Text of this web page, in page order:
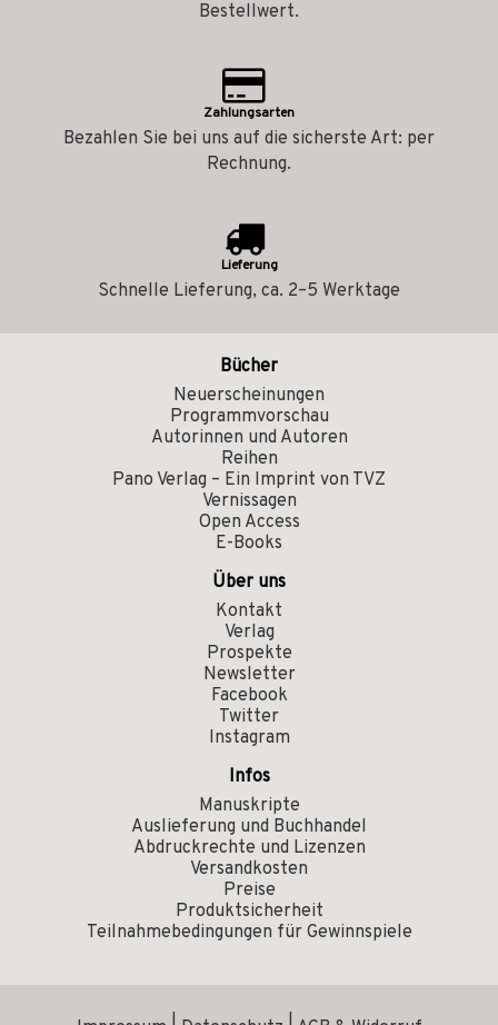
Bestellwert.
Zahlungsarten
Bezahlen Sie bei uns auf die sicherste Art: per
Rechnung.
Lieferung
Schnelle Lieferung, ca. 2–5 Werktage
Bücher
Neuerscheinungen
Programmvorschau
Autorinnen und Autoren
Reihen
Pano Verlag – Ein Imprint von TVZ
Vernissagen
Open Access
E-Books
Über uns
Kontakt
Verlag
Prospekte
Newsletter
Facebook
Twitter
Instagram
Infos
Manuskripte
Auslieferung und Buchhandel
Abdruckrechte und Lizenzen
Versandkosten
Preise
Produktsicherheit
Teilnahmebedingungen für Gewinnspiele